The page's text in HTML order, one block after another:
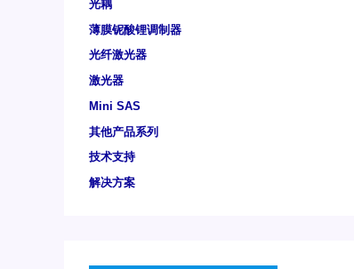
光耦
薄膜铌酸锂调制器
光纤激光器
激光器
Mini SAS
其他产品系列
技术支持
解决方案